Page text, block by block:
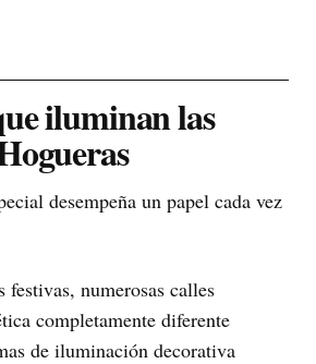
iluminan las
desempeña un papel cada vez
festivas, numerosas calles
completamente diferente
de iluminación decorativa